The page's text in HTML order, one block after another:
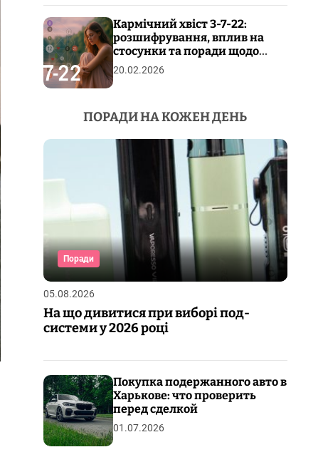
Кармічний хвіст 3-7-22:
розшифрування, вплив на
стосунки та поради щодо
пропрацювання
20.02.2026
ПОРАДИ НА КОЖЕН ДЕНЬ
Поради
05.08.2026
На що дивитися при виборі под-
системи у 2026 році
Покупка подержанного авто в
Харькове: что проверить
перед сделкой
01.07.2026